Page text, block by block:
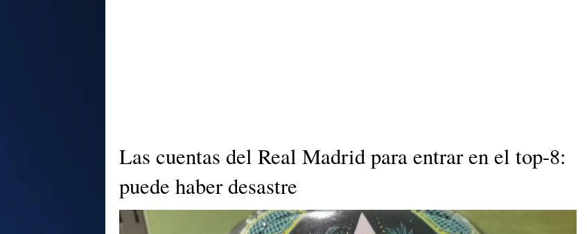
Las cuentas del Real Madrid para entrar en el top-8:
puede haber desastre